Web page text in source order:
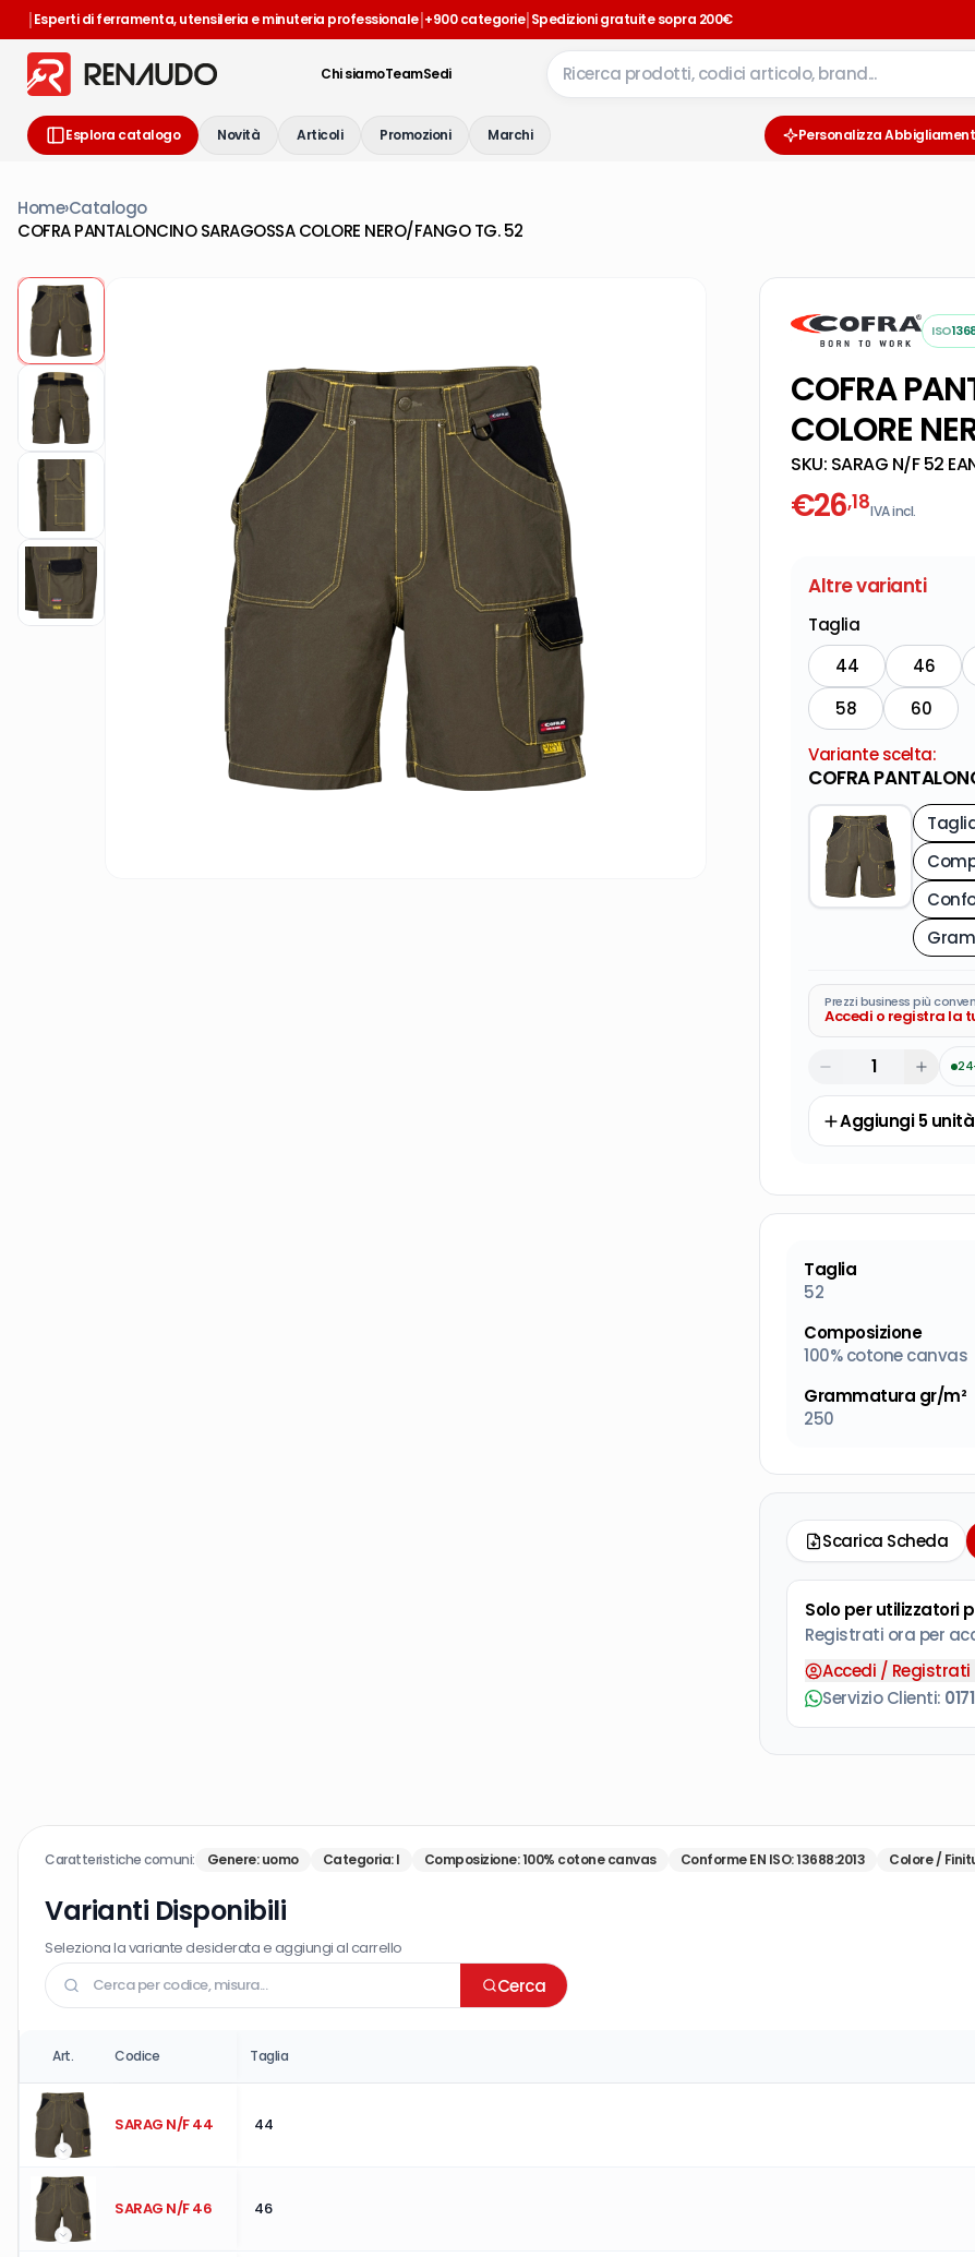
|Esperti di ferramenta, utensileria e minuteria professionale|+900 categorie|Spedizioni gratuite sopra 200€
Chi siamoTeamSedi
Esplora catalogo Novità Articoli Promozioni Marchi Personalizza
Home›Catalogo
COFRA PANTALONCINO SARAGOSSA COLORE NERO/FANGO TG. 52
ISO
COFRA
COLORE
SKU: SARAG N/F 52
€26,18IVA incl.
Altre varianti
Taglia
44 46
58
60
Variante scelta:
COFRA
Prezzi business più
Accedi o registra la
Aggiungi5unità
Taglia
52
Composizione
100% cotone canvas
Grammatura gr/m²
250
Scarica Scheda
Solo per utilizzatori
Registrati ora per
Accedi / Registrati
Servizio Clienti:
Caratteristiche comuni: Genere:uomo Categoria:I Composizione:100% cotone canvas Conforme EN ISO:13688:2013 Colore /
Varianti Disponibili
Seleziona la variante desiderata e aggiungi al carrello
Cerca
Art. Codice Taglia
SARAG N/F 44 44
SARAG N/F 46 46